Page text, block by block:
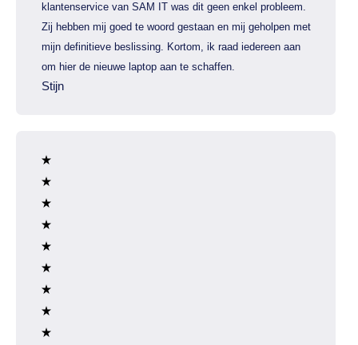
klantenservice van SAM IT was dit geen enkel probleem.
Zij hebben mij goed te woord gestaan en mij geholpen met
mijn definitieve beslissing. Kortom, ik raad iedereen aan
om hier de nieuwe laptop aan te schaffen.
Stijn